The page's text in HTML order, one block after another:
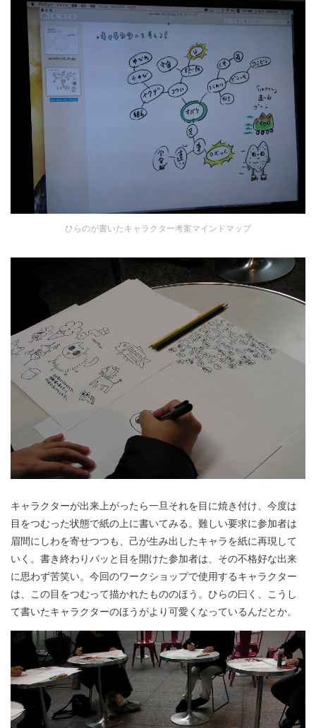
ひらのが書いたキャラクター考案マインドマップ
キャラクターが出来上がったら一旦それを目に焼き付け、今度は
目をつむった状態で紙の上に書いてみる。難しい要求に参加者は
眉間にしわを寄せつつも、己が生み出したキャラを紙に再現して
いく。書き終わりパッと目を開けた参加者は、その不格好な出来
に思わず苦笑い。今回のワークショップで使用するキャラクター
は、この目をつむって描かれたもののほう。ひらの曰く、こうし
て書いたキャラクターのほうがより可愛くなっているんだとか。